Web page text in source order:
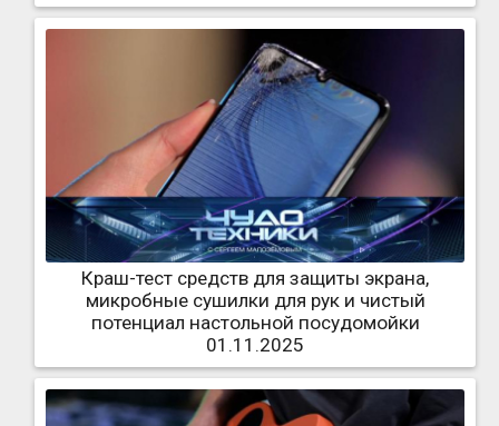
Краш-тест средств для защиты экрана,
микробные сушилки для рук и чистый
потенциал настольной посудомойки
01.11.2025